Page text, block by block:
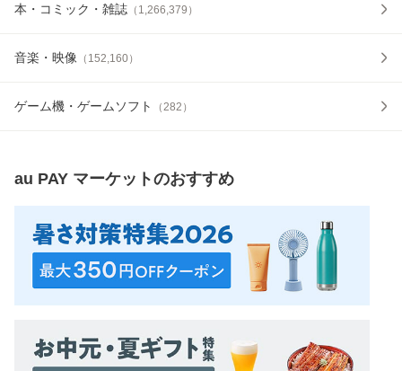
本・コミック・雑誌 （ 1,266,379 ）
音楽・映像 （ 152,160）
ゲーム機・ゲームソフト （282 ）
au PAY マーケットのおすすめ